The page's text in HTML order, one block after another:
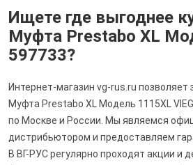
Ищете где выгоднее
Муфта Prestabo XL
597733?
Интернет-магазин vg-rus.ru позволяет
Муфта Prestabo XL Модель 1115XL
по Москве и России. Мы являемся
дистрибьютором и предоставляем
В ВГ-РУС регулярно проходят акции и